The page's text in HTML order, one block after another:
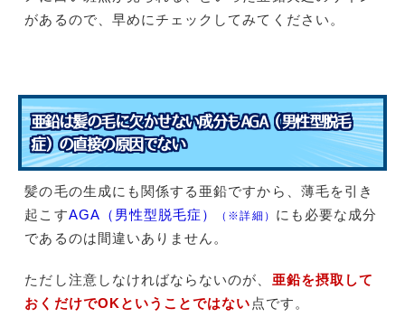
があるので、早めにチェックしてみてください。
亜鉛は髪の毛に欠かせない成分もAGA（男性型脱毛
症）の直接の原因でない
髪の毛の生成にも関係する亜鉛ですから、薄毛を引き
起こすAGA（男性型脱毛症） （※詳細） にも必要な成分
であるのは間違いありません。
ただし注意しなければならないのが、 亜鉛を摂取して
おくだけでOKということではない 点です。